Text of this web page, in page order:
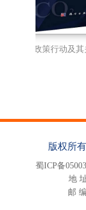
中和政策行动及其关
版权所
蜀ICP备
地
邮